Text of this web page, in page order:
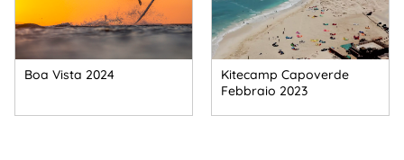
Boa Vista 2024
Kitecamp Capoverde
Febbraio 2023